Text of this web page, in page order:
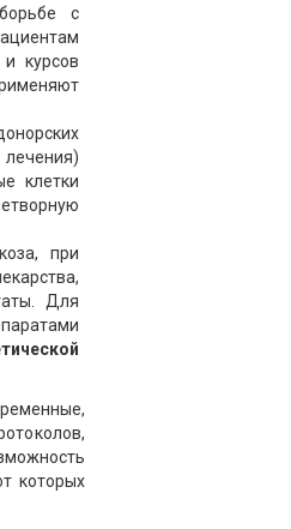
с
курсов
клетки
при
Для
которых